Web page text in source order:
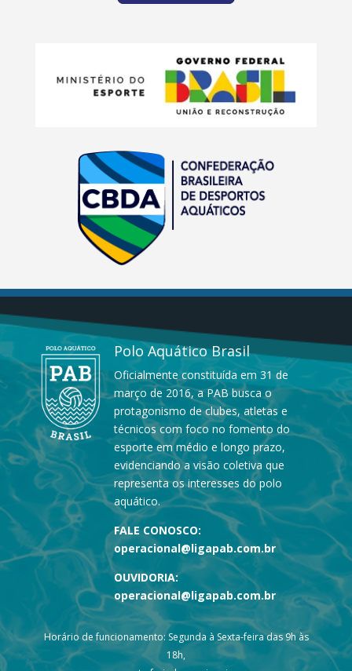
Polo Aquático Brasil
Oficialmente constituída em 31 de
março de 2016, a PAB busca o
protagonismo de clubes, atletas e
técnicos com foco no fomento do
esporte em médio e longo prazo,
evidenciando a visão coletiva que
representa os interesses do polo
aquático.
FALE CONOSCO:
operacional@ligapab.com.br
OUVIDORIA:
operacional@ligapab.com.br
Horário de funcionamento: Segunda à Sexta-feira das 9h às
18h,